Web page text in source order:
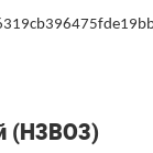
(H3BO3)